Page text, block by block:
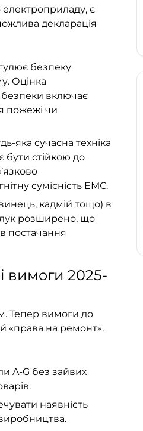
є
декларація
безпеку
Оцінка
безпеки включає
пожежі чи
яка сучасна техніка
стійкою до
сумісність ЕМС.
кадмій тощо) в
розширено, що
постачання
вимоги 2025-
Тепер вимоги до
«права на ремонт».
A-G без зайвих
наявність